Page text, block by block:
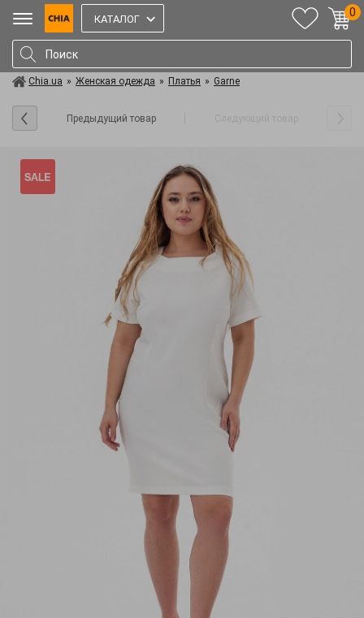
КАТАЛОГ
0
Chia.ua » Женская одежда » Платья » Garne
Предыдущий товар